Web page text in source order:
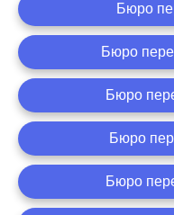
Бюро
Бюро
Бюро
Бюро
Бюро